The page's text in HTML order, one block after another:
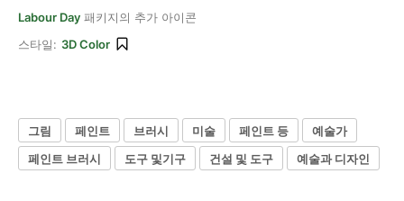
Labour Day 패키지의 추가 아이콘
스타일: 3D Color
그림 페인트 브러시 미술 페인트 등
예술가
페인트 브러시
도구 및기구 건설 및 도구 예술과 디자인